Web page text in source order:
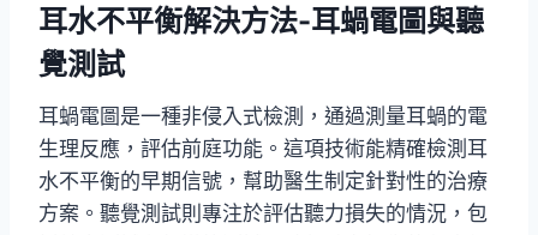
耳水不平衡解決方法-耳蝸電圖與聽
覺測試
耳蝸電圖是一種非侵入式檢測，通過測量耳蝸的電
生理反應，評估前庭功能。這項技術能精確檢測耳
水不平衡的早期信號，幫助醫生制定針對性的治療
方案。聽覺測試則專注於評估聽力損失的情況，包